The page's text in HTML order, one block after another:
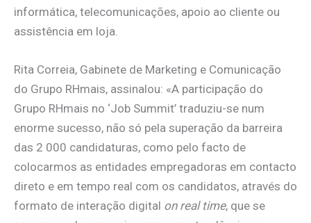
informática, telecomunicações, apoio ao cliente ou
assistência em loja.
Rita Correia, Gabinete de Marketing e Comunicação
do Grupo RHmais, assinalou: «A participação do
Grupo RHmais no ‘Job Summit’ traduziu-se num
enorme sucesso, não só pela superação da barreira
das 2 000 candidaturas, como pelo facto de
colocarmos as entidades empregadoras em contacto
direto e em tempo real com os candidatos, através do
formato de interação digital on real time, que se